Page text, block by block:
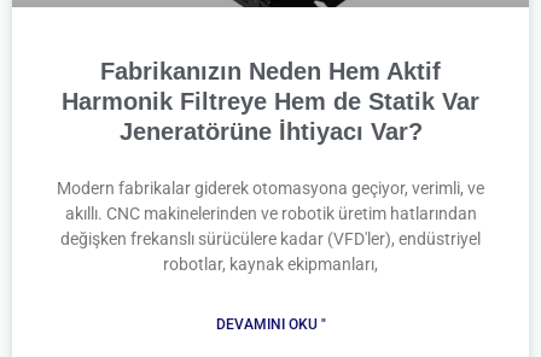
Fabrikanızın Neden Hem Aktif
Harmonik Filtreye Hem de Statik Var
Jeneratörüne İhtiyacı Var?
Modern fabrikalar giderek otomasyona geçiyor, verimli, ve
akıllı. CNC makinelerinden ve robotik üretim hatlarından
değişken frekanslı sürücülere kadar (VFD'ler), endüstriyel
robotlar, kaynak ekipmanları,
DEVAMINI OKU "